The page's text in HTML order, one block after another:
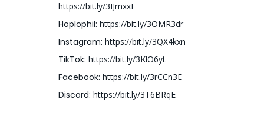
https://bit.ly/3IJmxxF
Hoplophil: https://bit.ly/3OMR3dr
Instagram: https://bit.ly/3QX4kxn
TikTok: https://bit.ly/3KlO6yt
Facebook: https://bit.ly/3rCCn3E
Discord: https://bit.ly/3T6BRqE